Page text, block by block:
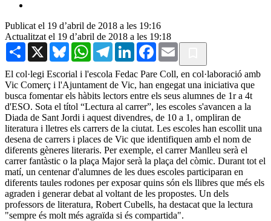
Publicat el 19 d’abril de 2018 a les 19:16
Actualitzat el 19 d’abril de 2018 a les 19:18
Share X BlueskyWhatsAppTelegramLinkedInFacebook
Email
El col·legi Escorial i l'escola Fedac Pare Coll, en col·laboració amb
Vic Comerç i l'Ajuntament de Vic, han engegat una iniciativa que
busca fomentar els hàbits lectors entre els seus alumnes de 1r a 4t
d'ESO. Sota el títol “Lectura al carrer”, les escoles s'avancen a la
Diada de Sant Jordi i aquest divendres, de 10 a 1, ompliran de
literatura i lletres els carrers de la ciutat. Les escoles han escollit una
desena de carrers i places de Vic que identifiquen amb el nom de
diferents gèneres literaris. Per exemple, el carrer Manlleu serà el
carrer fantàstic o la plaça Major serà la plaça del còmic. Durant tot el
matí, un centenar d'alumnes de les dues escoles participaran en
diferents taules rodones per exposar quins són els llibres que més els
agraden i generar debat al voltant de les propostes. Un dels
professors de literatura, Robert Cubells, ha destacat que la lectura
"sempre és molt més agraïda si és compartida".